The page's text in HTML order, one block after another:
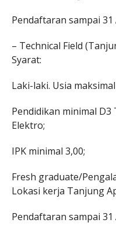
Pendaftaran sampai 31
– Technical Field
Syarat:
Laki-laki. Usia
Pendidikan minimal
Elektro;
IPK minimal 3,00;
Fresh graduate/
Lokasi kerja Tanjung
Pendaftaran sampai 31